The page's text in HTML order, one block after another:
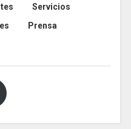
Servicios
Prensa